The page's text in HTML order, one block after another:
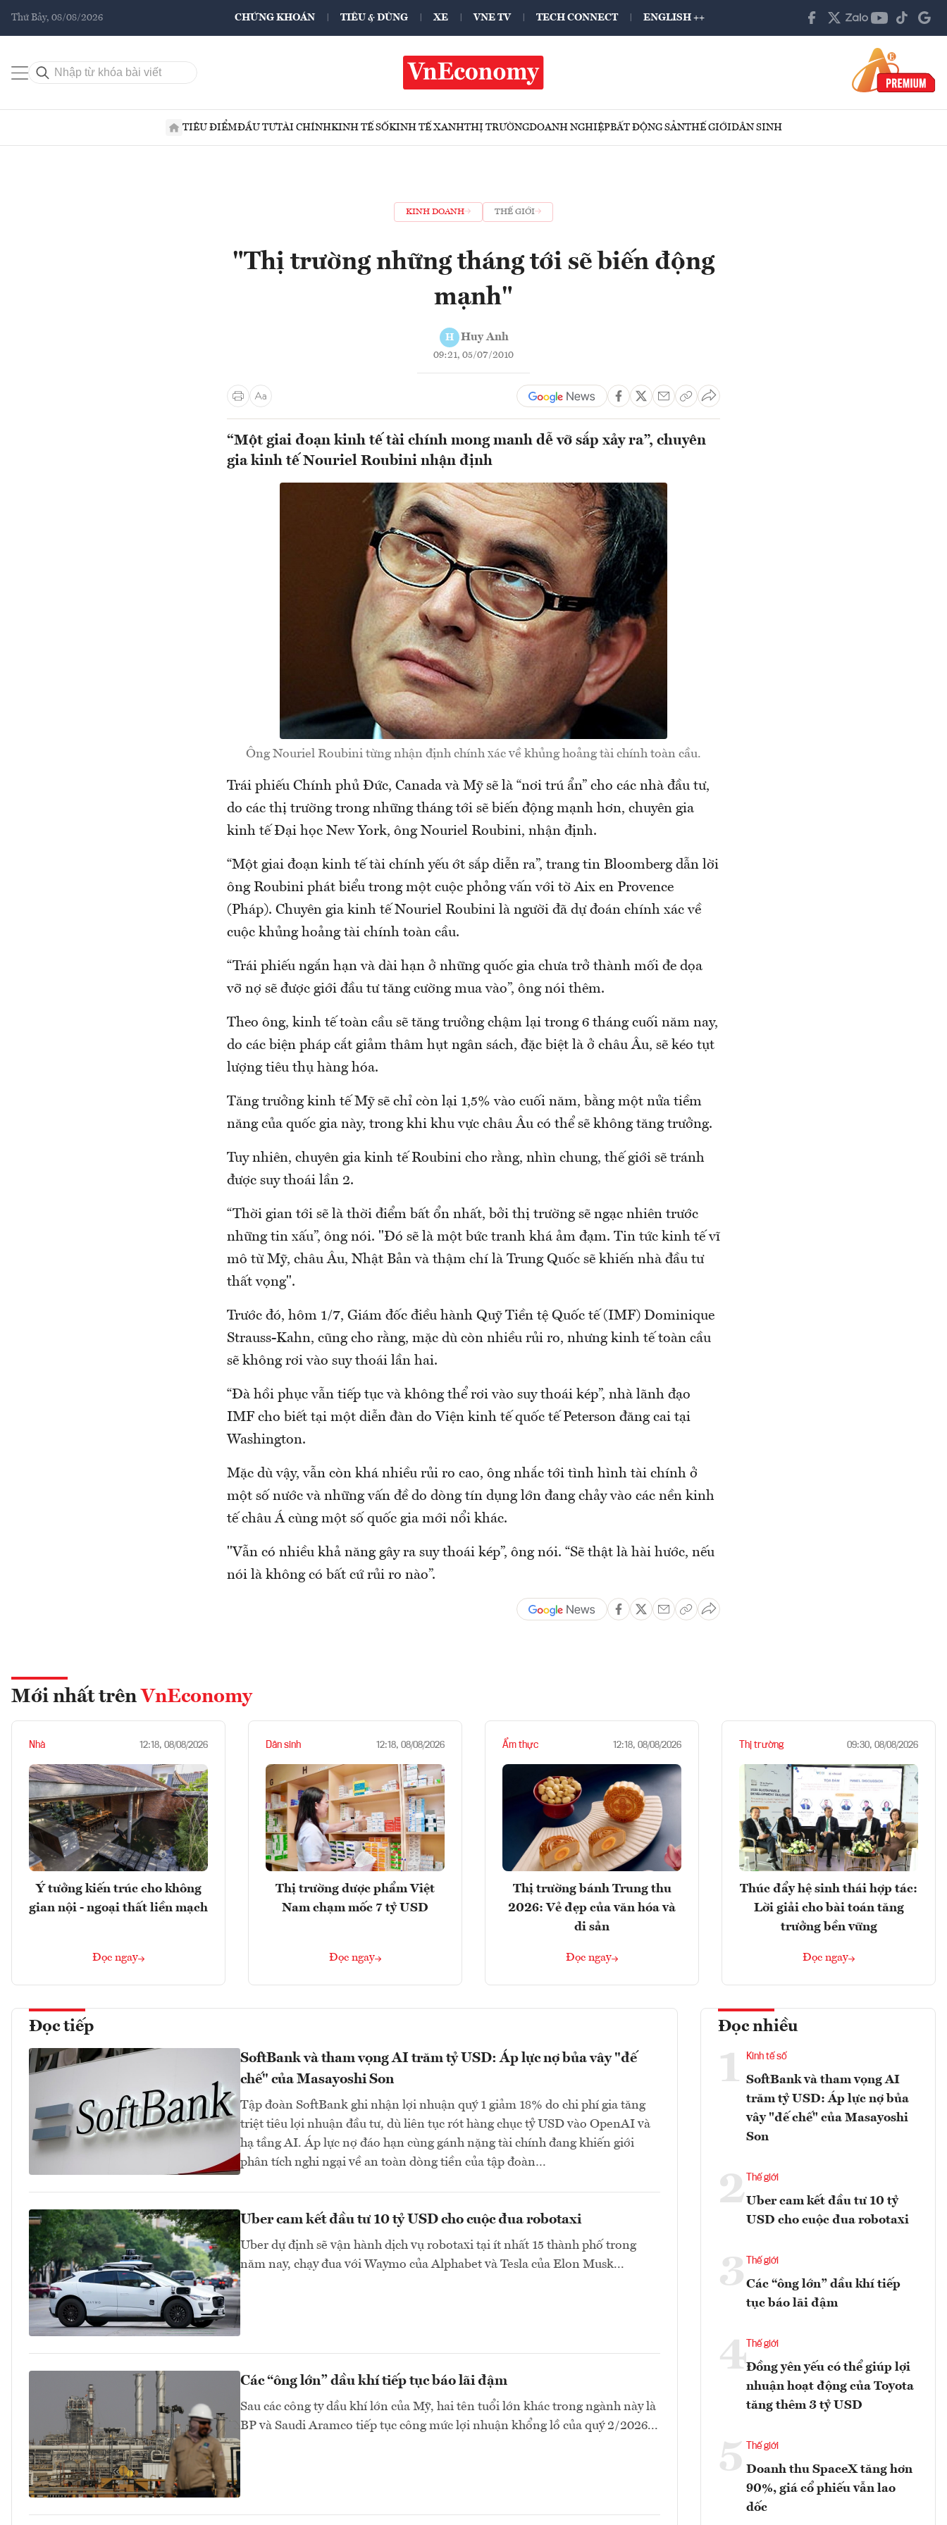
Thứ Bảy, 08/08/2026 CHỨNG KHOÁN TIÊU & DÙNG XE VNE TV TECH CONNECT ENGLISH ++
TIÊU ĐIỂMĐẦU TƯTÀI CHÍNHKINH TẾ SỐKINH TẾ XANHTHỊ TRƯỜNGDOANH NGHIỆPBẤT ĐỘNG SẢNTHẾ GIỚIDÂN SINH
KINH DOANH THẾ GIỚI
"Thị trường những tháng tới sẽ biến động
mạnh"
H Huy Anh
09:21, 05/07/2010
“Một giai đoạn kinh tế tài chính mong manh dễ vỡ sắp xảy ra”, chuyên
gia kinh tế Nouriel Roubini nhận định
Ông Nouriel Roubini từng nhận định chính xác về khủng hoảng tài chính toàn cầu.
Trái phiếu Chính phủ Đức, Canada và Mỹ sẽ là “nơi trú ẩn” cho các nhà đầu tư,
do các thị trường trong những tháng tới sẽ biến động mạnh hơn, chuyên gia
kinh tế Đại học New York, ông Nouriel Roubini, nhận định.
“Một giai đoạn kinh tế tài chính yếu ớt sắp diễn ra”, trang tin Bloomberg dẫn lời
ông Roubini phát biểu trong một cuộc phỏng vấn với tờ Aix en Provence
(Pháp). Chuyên gia kinh tế Nouriel Roubini là người đã dự đoán chính xác về
cuộc khủng hoảng tài chính toàn cầu.
“Trái phiếu ngắn hạn và dài hạn ở những quốc gia chưa trở thành mối đe dọa
vỡ nợ sẽ được giới đầu tư tăng cường mua vào”, ông nói thêm.
Theo ông, kinh tế toàn cầu sẽ tăng trưởng chậm lại trong 6 tháng cuối năm nay,
do các biện pháp cắt giảm thâm hụt ngân sách, đặc biệt là ở châu Âu, sẽ kéo tụt
lượng tiêu thụ hàng hóa.
Tăng trưởng kinh tế Mỹ sẽ chỉ còn lại 1,5% vào cuối năm, bằng một nửa tiềm
năng của quốc gia này, trong khi khu vực châu Âu có thể sẽ không tăng trưởng.
Tuy nhiên, chuyên gia kinh tế Roubini cho rằng, nhìn chung, thế giới sẽ tránh
được suy thoái lần 2.
“Thời gian tới sẽ là thời điểm bất ổn nhất, bởi thị trường sẽ ngạc nhiên trước
những tin xấu”, ông nói. "Đó sẽ là một bức tranh khá ảm đạm. Tin tức kinh tế vĩ
mô từ Mỹ, châu Âu, Nhật Bản và thậm chí là Trung Quốc sẽ khiến nhà đầu tư
thất vọng".
Trước đó, hôm 1/7, Giám đốc điều hành Quỹ Tiền tệ Quốc tế (IMF) Dominique
Strauss-Kahn, cũng cho rằng, mặc dù còn nhiều rủi ro, nhưng kinh tế toàn cầu
sẽ không rơi vào suy thoái lần hai.
“Đà hồi phục vẫn tiếp tục và không thể rơi vào suy thoái kép”, nhà lãnh đạo
IMF cho biết tại một diễn đàn do Viện kinh tế quốc tế Peterson đăng cai tại
Washington.
Mặc dù vậy, vẫn còn khá nhiều rủi ro cao, ông nhắc tới tình hình tài chính ở
một số nước và những vấn đề do dòng tín dụng lớn đang chảy vào các nền kinh
tế châu Á cùng một số quốc gia mới nổi khác.
"Vẫn có nhiều khả năng gây ra suy thoái kép”, ông nói. “Sẽ thật là hài hước, nếu
nói là không có bất cứ rủi ro nào”.
Mới nhất trên VnEconomy
Nhà 12:18, 08/08/2026
Ý tưởng kiến trúc cho không
gian nội - ngoại thất liền mạch
Đọc ngay
Dân sinh 12:18, 08/08/2026
Thị trường dược phẩm Việt
Nam chạm mốc 7 tỷ USD
Đọc ngay
Ẩm thực 12:18, 08/08/2026
Thị trường bánh Trung thu
2026: Vẻ đẹp của văn hóa và
di sản
Đọc ngay
Thị trường 09:30, 08/08/2026
Thúc đẩy hệ sinh thái hợp tác:
Lời giải cho bài toán tăng
trưởng bền vững
Đọc ngay
Đọc tiếp
SoftBank và tham vọng AI trăm tỷ USD: Áp lực nợ bủa vây "đế
chế" của Masayoshi Son
Tập đoàn SoftBank ghi nhận lợi nhuận quý 1 giảm 18% do chi phí gia tăng
triệt tiêu lợi nhuận đầu tư, dù liên tục rót hàng chục tỷ USD vào OpenAI và
hạ tầng AI. Áp lực nợ đáo hạn cùng gánh nặng tài chính đang khiến giới
phân tích nghi ngại về an toàn dòng tiền của tập đoàn…
Uber cam kết đầu tư 10 tỷ USD cho cuộc đua robotaxi
Uber dự định sẽ vận hành dịch vụ robotaxi tại ít nhất 15 thành phố trong
năm nay, chạy đua với Waymo của Alphabet và Tesla của Elon Musk...
Các “ông lớn” dầu khí tiếp tục báo lãi đậm
Sau các công ty dầu khí lớn của Mỹ, hai tên tuổi lớn khác trong ngành này là
BP và Saudi Aramco tiếp tục công mức lợi nhuận khổng lồ của quý 2/2026...
Đọc nhiều
1 Kinh tế số
SoftBank và tham vọng AI
trăm tỷ USD: Áp lực nợ bủa
vây "đế chế" của Masayoshi
Son
2 Thế giới
Uber cam kết đầu tư 10 tỷ
USD cho cuộc đua robotaxi
3 Thế giới
Các “ông lớn” dầu khí tiếp
tục báo lãi đậm
4 Thế giới
Đồng yên yếu có thể giúp lợi
nhuận hoạt động của Toyota
tăng thêm 3 tỷ USD
5 Thế giới
Doanh thu SpaceX tăng hơn
90%, giá cổ phiếu vẫn lao
dốc